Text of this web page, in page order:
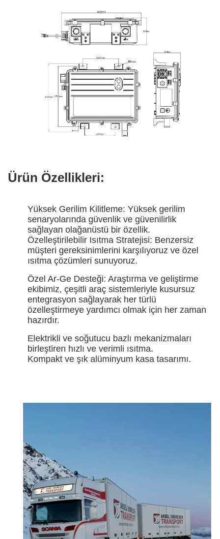
Ürün Özellikleri:
Yüksek Gerilim Kilitleme: Yüksek gerilim
senaryolarında güvenlik ve güvenilirlik
sağlayan olağanüstü bir özellik.
Özelleştirilebilir Isıtma Stratejisi: Benzersiz
müşteri gereksinimlerini karşılıyoruz ve özel
ısıtma çözümleri sunuyoruz.
Özel Ar-Ge Desteği: Araştırma ve geliştirme
ekibimiz, çeşitli araç sistemleriyle kusursuz
entegrasyon sağlayarak her türlü
özelleştirmeye yardımcı olmak için her zaman
hazırdır.
Elektrikli ve soğutucu bazlı mekanizmaları
birleştiren hızlı ve verimli ısıtma.
Kompakt ve şık alüminyum kasa tasarımı.